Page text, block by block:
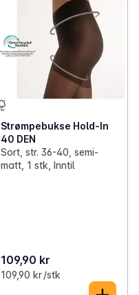
Strømpebukse Hold-In
40 DEN
Sort, str. 36-40, semi-
matt, 1 stk, Inntil
109,90 kr
109,90 kr /stk